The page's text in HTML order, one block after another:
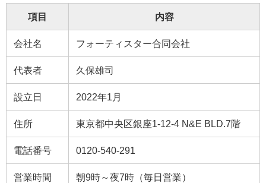
項目 内容
会社名 フォーティスター合同会社
代表者 久保雄司
設立日 2022年1月
住所 東京都中央区銀座1-12-4 N&E BLD.7階
電話番号 0120-540-291
営業時間 朝9時～夜7時（毎日営業）